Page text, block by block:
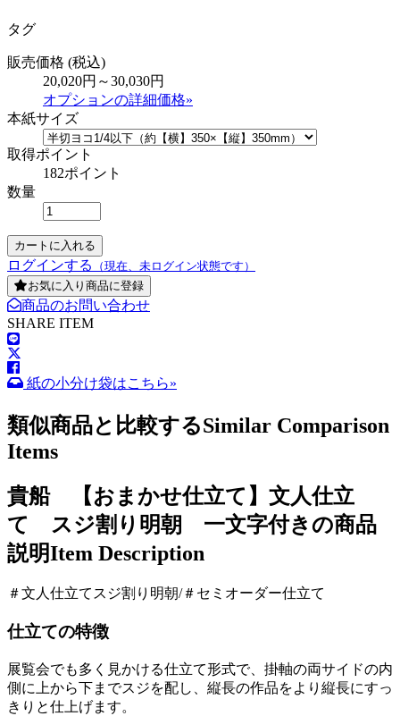
タグ
販売価格 (税込)
20,020円～30,030円
オプションの詳細価格»
本紙サイズ
取得ポイント
182ポイント
数量
ログインする
（現在、未ログイン状態です）
お気に入り商品に登録
商品のお問い合わせ
SHARE ITEM
紙の小分け袋はこちら»
類似商品と比較するSimilar Comparison
Items
貴船 【おまかせ仕立て】文人仕立
て スジ割り明朝 一文字付きの商品
説明Item Description
＃文人仕立てスジ割り明朝/＃セミオーダー仕立て
仕立ての特徴
展覧会でも多く見かける仕立て形式で、掛軸の両サイドの内
側に上から下までスジを配し、縦長の作品をより縦長にすっ
きりと仕上げます。